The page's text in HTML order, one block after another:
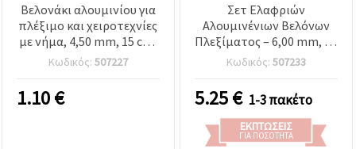
Βελονάκι αλουμινίου για
πλέξιμο και χειροτεχνίες
με νήμα, 4,50 mm, 15 cm,
SKC
Κωδικός: 507227
1.10€
Σετ Ελαφριών
Αλουμινένιων Βελόνων
Πλεξίματος – 6,00 mm, 20
cm, Ασημί, SKC B003,
Συσκευασία 4 τεμ., για DIY
πλεκτικές χειροτεχνίες
Κωδικός: 507233
5.25€ 1-3 πακέτο
ΕΚΠΤΏΣΕΙΣ
ΓΙΑ ΠΟΣΌΤΗΤΑ